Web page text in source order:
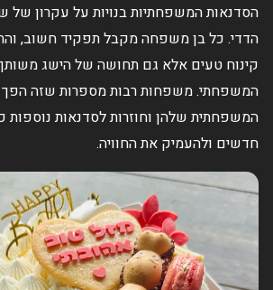
הסדנאות המשפחתיות בנויות על עקרון של
הדדי. כל בן משפחה מקבל תפקיד חשוב,
קינוח טעים אלא גם תחושה של הישג
המשפחתי. משפחות רבות מספרות שזה
המשפחתית שלהן וחוזרות לסדנאות נוספות
חדשים ולהעמיק את החוויה.